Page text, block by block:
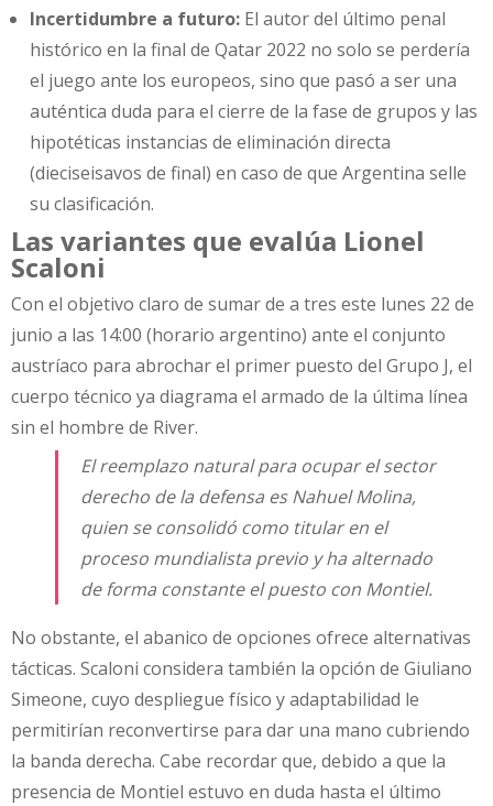
Incertidumbre a futuro: El autor del último penal
histórico en la final de Qatar 2022 no solo se perdería
el juego ante los europeos, sino que pasó a ser una
auténtica duda para el cierre de la fase de grupos y las
hipotéticas instancias de eliminación directa
(dieciseisavos de final) en caso de que Argentina selle
su clasificación.
Las variantes que evalúa Lionel
Scaloni
Con el objetivo claro de sumar de a tres este lunes 22 de
junio a las 14:00 (horario argentino) ante el conjunto
austríaco para abrochar el primer puesto del Grupo J, el
cuerpo técnico ya diagrama el armado de la última línea
sin el hombre de River.
El reemplazo natural para ocupar el sector
derecho de la defensa es Nahuel Molina,
quien se consolidó como titular en el
proceso mundialista previo y ha alternado
de forma constante el puesto con Montiel.
No obstante, el abanico de opciones ofrece alternativas
tácticas. Scaloni considera también la opción de Giuliano
Simeone, cuyo despliegue físico y adaptabilidad le
permitirían reconvertirse para dar una mano cubriendo
la banda derecha. Cabe recordar que, debido a que la
presencia de Montiel estuvo en duda hasta el último